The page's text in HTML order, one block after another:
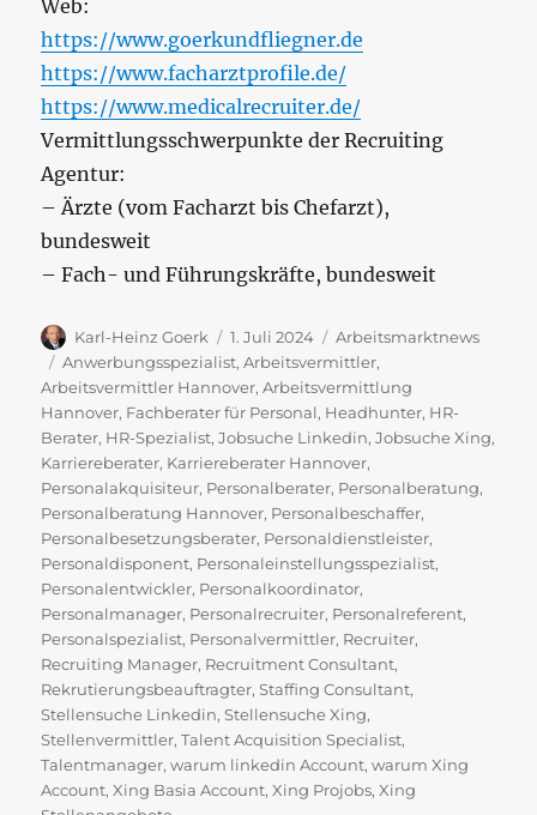
Web:
https://www.goerkundfliegner.de
https://www.facharztprofile.de/
https://www.medicalrecruiter.de/
Vermittlungsschwerpunkte der Recruiting
Agentur:
– Ärzte (vom Facharzt bis Chefarzt),
bundesweit
– Fach- und Führungskräfte, bundesweit
Autor
Karl-Heinz Goerk
Veröffentlicht
am
1. Juli 2024 Kategorien
Arbeitsmarktnews
Schlagwörter
Anwerbungsspezialist,Arbeitsvermittler,
Arbeitsvermittler Hannover,Arbeitsvermittlung
Hannover, Fachberater für Personal, Headhunter, HR-
Berater, HR-Spezialist,Jobsuche Linkedin,Jobsuche Xing,
Karriereberater, Karriereberater Hannover,
Personalakquisiteur, Personalberater, Personalberatung,
Personalberatung Hannover, Personalbeschaffer,
Personalbesetzungsberater, Personaldienstleister,
Personaldisponent, Personaleinstellungsspezialist,
Personalentwickler, Personalkoordinator,
Personalmanager, Personalrecruiter, Personalreferent,
Personalspezialist, Personalvermittler, Recruiter,
Recruiting Manager, Recruitment Consultant,
Rekrutierungsbeauftragter,Staffing Consultant,
Stellensuche Linkedin,Stellensuche Xing,
Stellenvermittler,Talent Acquisition Specialist,
Talentmanager,warum linkedin Account,warum Xing
Account,Xing Basia Account,Xing Projobs,Xing